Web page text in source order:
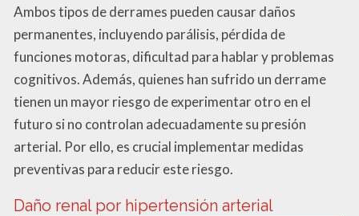
Ambos tipos de derrames pueden causar daños
permanentes, incluyendo parálisis, pérdida de
funciones motoras, dificultad para hablar y problemas
cognitivos. Además, quienes han sufrido un derrame
tienen un mayor riesgo de experimentar otro en el
futuro si no controlan adecuadamente su presión
arterial. Por ello, es crucial implementar medidas
preventivas para reducir este riesgo.
Daño renal por hipertensión arterial